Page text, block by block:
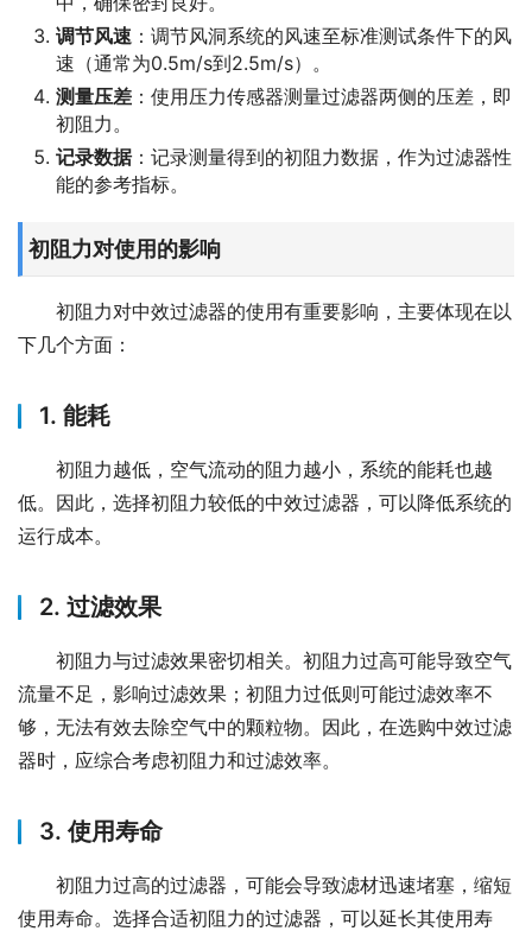
调节风速 ：调节风洞系统的风速至标准测试条件下的风
速（通常为0.5m/s到2.5m/s）。
测量压差 ：使用压力传感器测量过滤器两侧的压差，即
初阻力。
记录数据：记录测量得到的初阻力数据，作为过滤器性
能的参考指标。
初阻力对使用的影响
初阻力对中效过滤器的使用有重要影响，主要体现在以
下几个方面：
1. 能耗
初阻力越低，空气流动的阻力越小，系统的能耗也越
低。因此，选择初阻力较低的中效过滤器，可以降低系统的
运行成本。
2. 过滤效果
初阻力与过滤效果密切相关。初阻力过高可能导致空气
流量不足，影响过滤效果；初阻力过低则可能过滤效率不
够，无法有效去除空气中的颗粒物。因此，在选购中效过滤
器时，应综合考虑初阻力和过滤效率。
3. 使用寿命
初阻力过高的过滤器，可能会导致滤材迅速堵塞，缩短
使用寿命。选择合适初阻力的过滤器，可以延长其使用寿